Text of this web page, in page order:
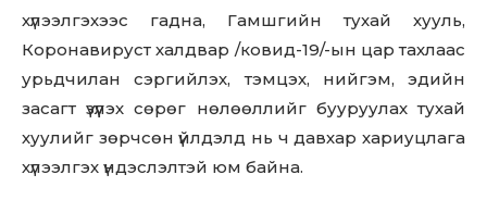
Don't miss
хүлээлгэхээс гадна, Гамшгийн тухай хууль,
Коронавируст халдвар /ковид-19/-ын цар тахлаас
урьдчилан сэргийлэх, тэмцэх, нийгэм, эдийн
засагт үзүүлэх сөрөг нөлөөллийг бууруулах тухай
хуулийг зөрчсөн үйлдэлд нь ч давхар хариуцлага
хүлээлгэх үндэслэлтэй юм байна.